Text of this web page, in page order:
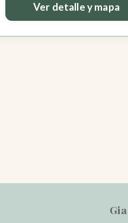
Ver detalle y mapa